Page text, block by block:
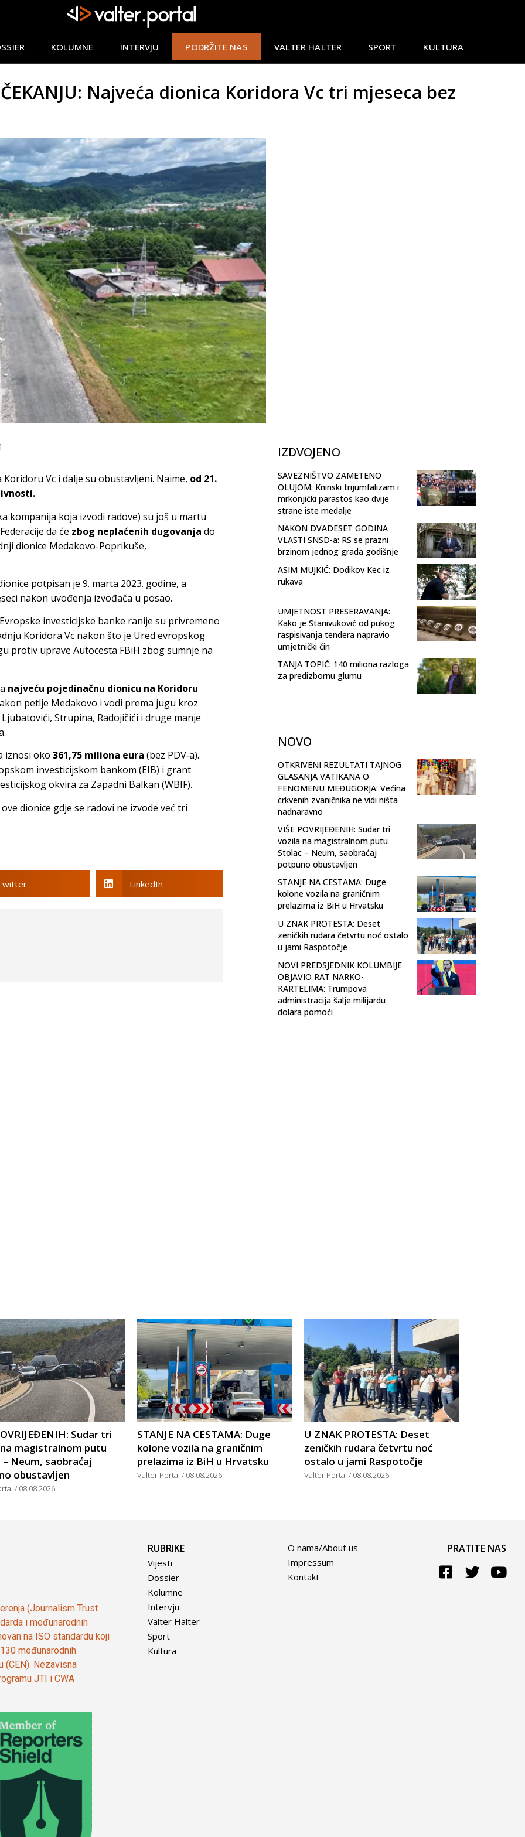
KOLUMNE INTERVJU PODRŽITE NAS VALTER HALTER SPORT KULTURA
ČEKANJU: Najveća dionica Koridora Vc tri mjeseca bez
Vc i dalje su obustavljeni. Naime, od 21.
kompanija koja izvodi radove) su još u martu
da će zbog neplaćenih dugovanja do
dionice Medakovo-Poprikuše,
potpisan je 9. marta 2023. godine, a
nakon uvođenja izvođača u posao.
investicijske banke ranije su privremeno
Koridora Vc nakon što je Ured evropskog
protiv uprave Autocesta FBiH zbog sumnje na
najveću pojedinačnu dionicu na Koridoru
petlje Medakovo i vodi prema jugu kroz
Strupina, Radojičići i druge manje
iznosi oko 361,75 miliona eura (bez PDV‑a).
investicijskom bankom (EIB) i grant
okvira za Zapadni Balkan (WBIF).
dionice gdje se radovi ne izvode već tri
LinkedIn
IZDVOJENO
SAVEZNIŠTVO ZAMETENO
OLUJOM: Kninski trijumfalizam i
mrkonjićki parastos kao dvije
strane iste medalje
NAKON DVADESET GODINA
VLASTI SNSD-a: RS se prazni
brzinom jednog grada godišnje
ASIM MUJKIĆ: Dodikov Kec iz
rukava
UMJETNOST PRESERAVANJA:
Kako je Stanivuković od pukog
raspisivanja tendera napravio
umjetnički čin
TANJA TOPIĆ: 140 miliona razloga
za predizbornu glumu
NOVO
OTKRIVENI REZULTATI TAJNOG
GLASANJA VATIKANA O
FENOMENU MEĐUGORJA: Većina
crkvenih zvaničnika ne vidi ništa
nadnaravno
VIŠE POVRIJEĐENIH: Sudar tri
vozila na magistralnom putu
Stolac – Neum, saobraćaj
potpuno obustavljen
STANJE NA CESTAMA: Duge
kolone vozila na graničnim
prelazima iz BiH u Hrvatsku
U ZNAK PROTESTA: Deset
zeničkih rudara četvrtu noć ostalo
u jami Raspotočje
NOVI PREDSJEDNIK KOLUMBIJE
OBJAVIO RAT NARKO-
KARTELIMA: Trumpova
administracija šalje milijardu
dolara pomoći
Sudar tri
magistralnom putu
– Neum, saobraćaj
obustavljen
08.08.2026
STANJE NA CESTAMA: Duge
kolone vozila na graničnim
prelazima iz BiH u Hrvatsku
Valter Portal 08.08.2026
U ZNAK PROTESTA: Deset
zeničkih rudara četvrtu noć
ostalo u jami Raspotočje
Valter Portal 08.08.2026
(Journalism Trust
i međunarodnih
na ISO standardu koji
međunarodnih
(CEN). Nezavisna
JTI i CWA
RUBRIKE
Vijesti
Dossier
Kolumne
Intervju
Valter Halter
Sport
Kultura
O nama/About us
Impressum
Kontakt
PRATITE NAS